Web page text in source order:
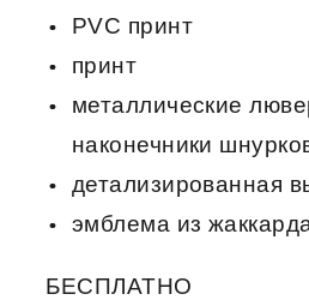
PVC принт
принт
металлические
наконечники
детализированная
эмблема из
БЕСПЛАТНО